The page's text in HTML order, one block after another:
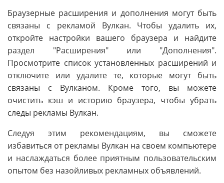
Браузерные расширения и дополнения могут быть
связаны с рекламой Вулкан. Чтобы удалить их,
откройте настройки вашего браузера и найдите
раздел "Расширения" или "Дополнения".
Просмотрите список установленных расширений и
отключите или удалите те, которые могут быть
связаны с Вулканом. Кроме того, вы можете
очистить кэш и историю браузера, чтобы убрать
следы рекламы Вулкан.
Следуя этим рекомендациям, вы сможете
избавиться от рекламы Вулкан на своем компьютере
и наслаждаться более приятным пользовательским
опытом без назойливых рекламных объявлений.